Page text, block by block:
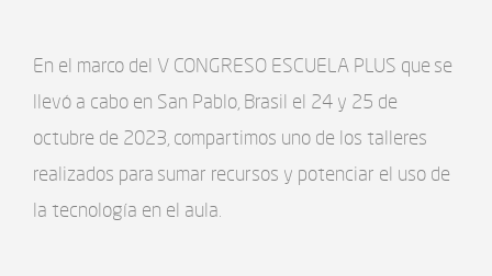
En el marco del V CONGRESO ESCUELA PLUS que se
llevó a cabo en San Pablo, Brasil el 24 y 25 de
octubre de 2023, compartimos uno de los talleres
realizados para sumar recursos y potenciar el uso de
la tecnología en el aula.